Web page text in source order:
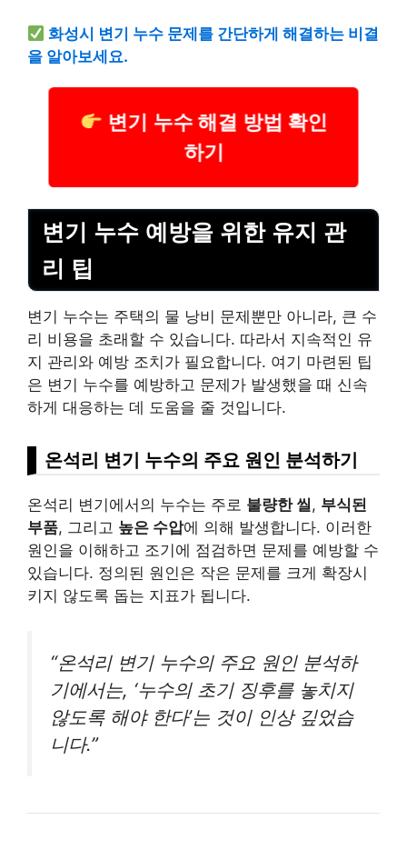
화성시 변기 누수 문제를 간단하게 해결하는 비결
을 알아보세요.
변기 누수 해결 방법 확인
하기
변기 누수 예방을 위한 유지 관
리 팁
변기 누수는 주택의 물 낭비 문제뿐만 아니라, 큰 수
리 비용을 초래할 수 있습니다. 따라서 지속적인 유
지 관리와 예방 조치가 필요합니다. 여기 마련된 팁
은 변기 누수를 예방하고 문제가 발생했을 때 신속
하게 대응하는 데 도움을 줄 것입니다.
온석리 변기 누수의 주요 원인 분석하기
온석리 변기에서의 누수는 주로 불량한 씰, 부식된
부품, 그리고 높은 수압에 의해 발생합니다. 이러한
원인을 이해하고 조기에 점검하면 문제를 예방할 수
있습니다. 정의된 원인은 작은 문제를 크게 확장시
키지 않도록 돕는 지표가 됩니다.
“온석리 변기 누수의 주요 원인 분석하
기에서는, ‘누수의 초기 징후를 놓치지
않도록 해야 한다’는 것이 인상 깊었습
니다.”